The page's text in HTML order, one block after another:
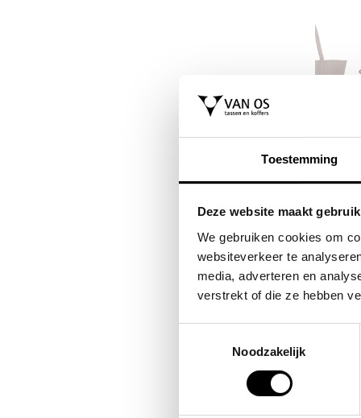
Toestemming
Deze website maakt
We gebruiken cookies om
websiteverkeer te
media, adverteren en
verstrekt of die ze hebben
Noodzakelijk
handtas dames
shopper dames
charlotte